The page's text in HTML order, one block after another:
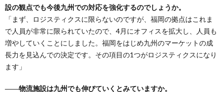
設の観点でも今後九州での対応を強化するのでしょうか。
「まず、ロジスティクスに限らないのですが、福岡の拠点はこれま
で人員が非常に限られていたので、4月にオフィスを拡大し、人員も
増やしていくことにしました。福岡をはじめ九州のマーケットの成
長力を見込んでの決定です。その項目の1つがロジスティクスになり
ます」
――物流施設は九州でも伸びていくとみていますか。